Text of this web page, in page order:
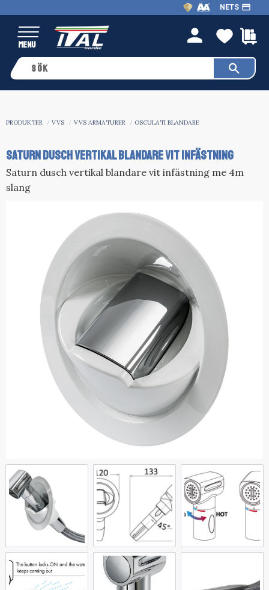
Meny
NETS payment
person
PRODUKTER VVS VVS ARMATURER OSCULATI BLANDARE
Saturn dusch vertikal blandare vit infästning
Saturn dusch vertikal blandare vit infästning me 4m
slang